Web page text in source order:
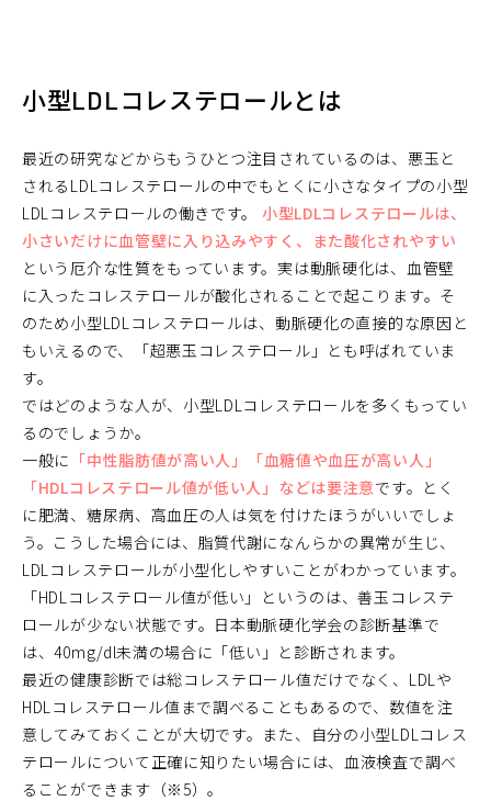
小型LDLコレステロールとは
最近の研究などからもうひとつ注目されているのは、悪玉と
されるLDLコレステロールの中でもとくに小さなタイプの小型
LDLコレステロールの働きです。 小型LDLコレステロールは、
小さいだけに血管壁に入り込みやすく、また酸化されやすい
という厄介な性質をもっています。実は動脈硬化は、血管壁
に入ったコレステロールが酸化されることで起こります。そ
のため小型LDLコレステロールは、動脈硬化の直接的な原因と
もいえるので、「超悪玉コレステロール」とも呼ばれていま
す。
ではどのような人が、小型LDLコレステロールを多くもってい
るのでしょうか。
一般に 「中性脂肪値が高い人」「血糖値や血圧が高い人」
「HDLコレステロール値が低い人」などは要注意です。とく
に肥満、糖尿病、高血圧の人は気を付けたほうがいいでしょ
う。こうした場合には、脂質代謝になんらかの異常が生じ、
LDLコレステロールが小型化しやすいことがわかっています。
「HDLコレステロール値が低い」というのは、善玉コレステ
ロールが少ない状態です。日本動脈硬化学会の診断基準で
は、40mg/dl未満の場合に「低い」と診断されます。
最近の健康診断では総コレステロール値だけでなく、LDLや
HDLコレステロール値まで調べることもあるので、数値を注
意してみておくことが大切です。また、自分の小型LDLコレス
テロールについて正確に知りたい場合には、血液検査で調べ
ることができます（※5）。